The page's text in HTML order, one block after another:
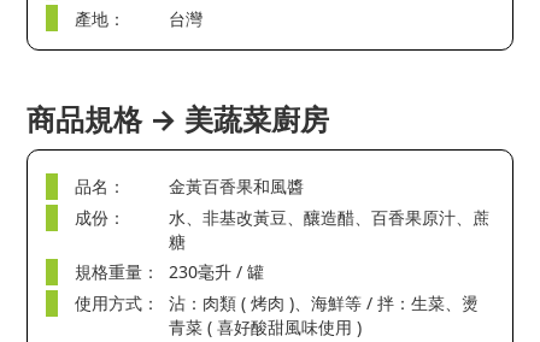
產地：
台灣
商品規格 → 美蔬菜廚房
品名：
金黃百香果和風醬
成份：
水、非基改黃豆、釀造醋、百香果原汁、蔗
糖
規格重量：
230毫升 / 罐
使用方式：
沾：肉類 ( 烤肉 )、海鮮等 / 拌：生菜、燙
青菜 ( 喜好酸甜風味使用 )